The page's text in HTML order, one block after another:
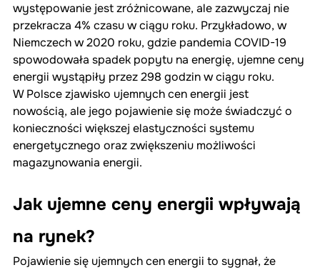
występowanie jest zróżnicowane, ale zazwyczaj nie
przekracza 4% czasu w ciągu roku. Przykładowo, w
Niemczech w 2020 roku, gdzie pandemia COVID-19
spowodowała spadek popytu na energię, ujemne ceny
energii wystąpiły przez 298 godzin w ciągu roku.
W Polsce zjawisko ujemnych cen energii jest
nowością, ale jego pojawienie się może świadczyć o
konieczności większej elastyczności systemu
energetycznego oraz zwiększeniu możliwości
magazynowania energii.
Jak ujemne ceny energii wpływają
na rynek?
Pojawienie się ujemnych cen energii to sygnał, że